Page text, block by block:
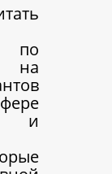
по
на
и